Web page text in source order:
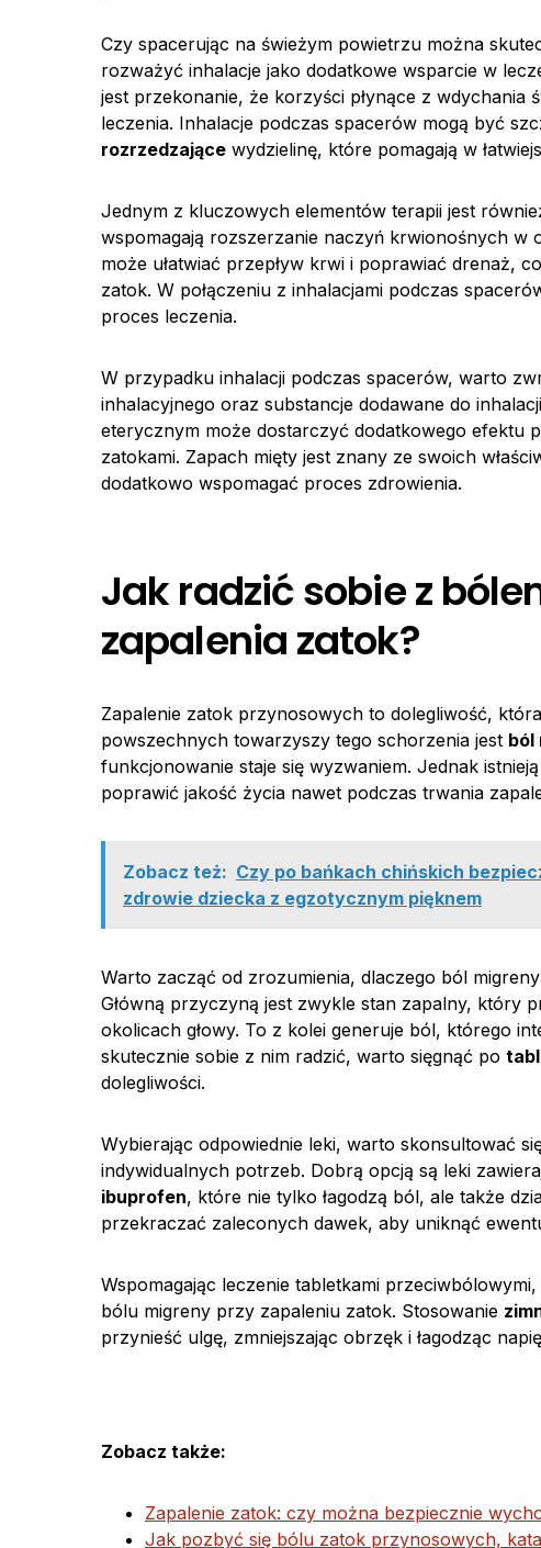
Czy spacerując na świeżym powietrzu można
rozważyć inhalacje jako dodatkowe wsparcie w
jest przekonanie, że korzyści płynące z wdychania
leczenia. Inhalacje podczas spacerów mogą być
rozrzedzające wydzielinę, które pomagają w
Jednym z kluczowych elementów terapii jest
wspomagają rozszerzanie naczyń krwionośnych w
może ułatwiać przepływ krwi i poprawiać drenaż,
zatok. W połączeniu z inhalacjami podczas
proces leczenia.
W przypadku inhalacji podczas spacerów, warto
inhalacyjnego oraz substancje dodawane do
eterycznym może dostarczyć dodatkowego efektu
zatokami. Zapach mięty jest znany ze swoich
dodatkowo wspomagać proces zdrowienia.
Jak radzić sobie z
zapalenia zatok?
Zapalenie zatok przynosowych to dolegliwość,
powszechnych towarzyszy tego schorzenia jest ból
funkcjonowanie staje się wyzwaniem. Jednak
poprawić jakość życia nawet podczas trwania
Zobacz też: Czy po bańkach chińskich
zdrowie dziecka z egzotycznym pięknem
Warto zacząć od zrozumienia, dlaczego ból
Główną przyczyną jest zwykle stan zapalny, który
okolicach głowy. To z kolei generuje ból, którego
skutecznie sobie z nim radzić, warto sięgnąć po
dolegliwości.
Wybierając odpowiednie leki, warto skonsultować
indywidualnych potrzeb. Dobrą opcją są leki
ibuprofen, które nie tylko łagodzą ból, ale także
przekraczać zaleconych dawek, aby uniknąć
Wspomagając leczenie tabletkami
bólu migreny przy zapaleniu zatok. Stosowanie
przynieść ulgę, zmniejszając obrzęk i łagodząc
Zobacz także:
Zapalenie zatok: czy można bezpiecznie
Jak pozbyć się bólu zatok przynosowych,